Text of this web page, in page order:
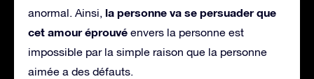
anormal. Ainsi, la personne va se persuader que
cet amour éprouvé envers la personne est
impossible par la simple raison que la personne
aimée a des défauts.